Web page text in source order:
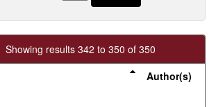
Showing results 342 to 350 of 350
Author(s)